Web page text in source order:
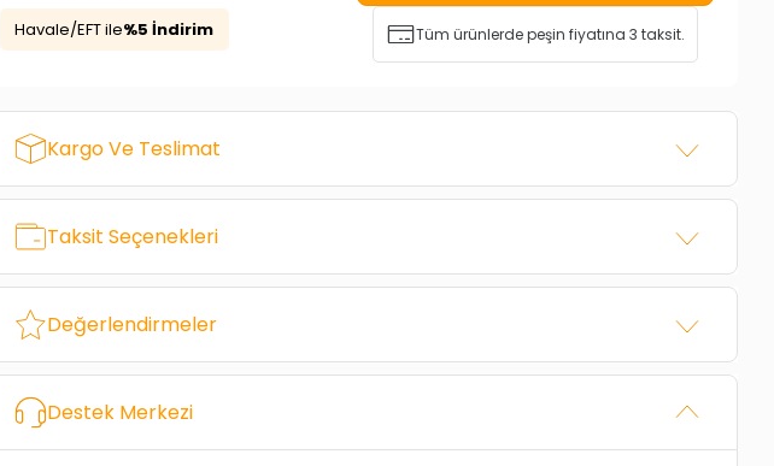
Havale/EFT ile%5 İndirim Tüm ürünlerde peşin fiyatına 3 taksit.
Kargo Ve Teslimat
Taksit Seçenekleri
Değerlendirmeler
Destek Merkezi